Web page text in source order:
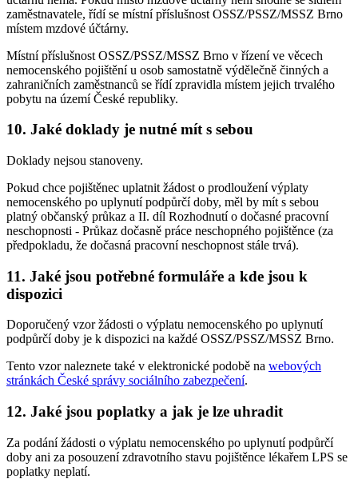
zaměstnavatele, řídí se místní příslušnost OSSZ/PSSZ/MSSZ Brno
místem mzdové účtárny.
Místní příslušnost OSSZ/PSSZ/MSSZ Brno v řízení ve věcech
nemocenského pojištění u osob samostatně výdělečně činných a
zahraničních zaměstnanců se řídí zpravidla místem jejich trvalého
pobytu na území České republiky.
10. Jaké doklady je nutné mít s sebou
Doklady nejsou stanoveny.
Pokud chce pojištěnec uplatnit žádost o prodloužení výplaty
nemocenského po uplynutí podpůrčí doby, měl by mít s sebou
platný občanský průkaz a II. díl Rozhodnutí o dočasné pracovní
neschopnosti - Průkaz dočasně práce neschopného pojištěnce (za
předpokladu, že dočasná pracovní neschopnost stále trvá).
11. Jaké jsou potřebné formuláře a kde jsou k
dispozici
Doporučený vzor žádosti o výplatu nemocenského po uplynutí
podpůrčí doby je k dispozici na každé OSSZ/PSSZ/MSSZ Brno.
Tento vzor naleznete také v elektronické podobě na webových
stránkách České správy sociálního zabezpečení.
12. Jaké jsou poplatky a jak je lze uhradit
Za podání žádosti o výplatu nemocenského po uplynutí podpůrčí
doby ani za posouzení zdravotního stavu pojištěnce lékařem LPS se
poplatky neplatí.